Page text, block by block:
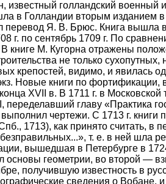
голландский военный
в Голландии вторым изданием в
Я. В. Брюс. Книга вышла
г. по сентябрь 1709 г. По
книге М. Кугорна отражены
не только сухопутных,
крепостей, видимо, и явилась
Новые книги по фортификации,
XVII в. В 1711 г. в
главу «Практика
чертежи. С 1713 г. книги
1713), как принято считать, в
т. е. в ней шла
вышедшая в Петербурге в
основы геометрии, во второй —
получившую известность в
сведения о Вобане,